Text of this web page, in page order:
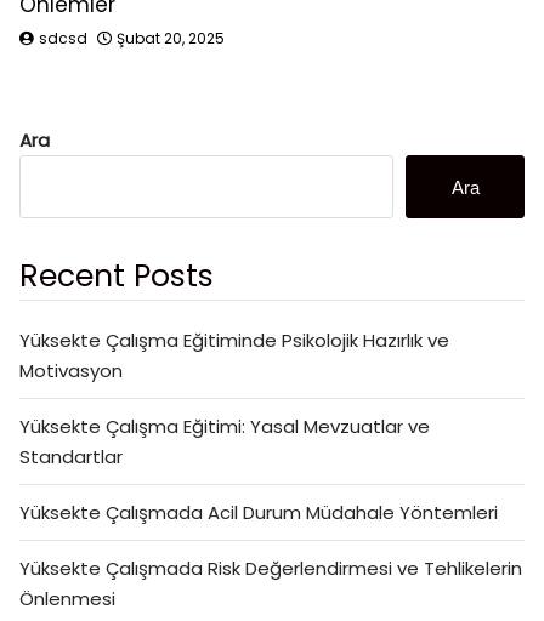
sdcsd Şubat 20, 2025
Ara
Ara
Recent Posts
Yüksekte Çalışma Eğitiminde Psikolojik Hazırlık ve
Motivasyon
Yüksekte Çalışma Eğitimi: Yasal Mevzuatlar ve
Standartlar
Yüksekte Çalışmada Acil Durum Müdahale Yöntemleri
Yüksekte Çalışmada Risk Değerlendirmesi ve Tehlikelerin
Önlenmesi